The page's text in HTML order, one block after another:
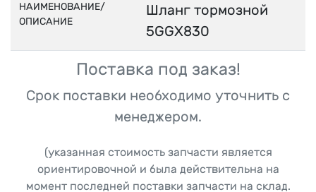
НАИМЕНОВАНИЕ/
ОПИСАНИЕ
Шланг тормозной
5GGX830
Поставка под заказ!
Срок поставки необходимо уточнить с
менеджером.
(указанная стоимость запчасти является
ориентировочной и была действительна на
момент последней поставки запчасти на склад.